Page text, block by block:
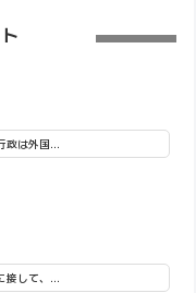
政は外国...
接して、...